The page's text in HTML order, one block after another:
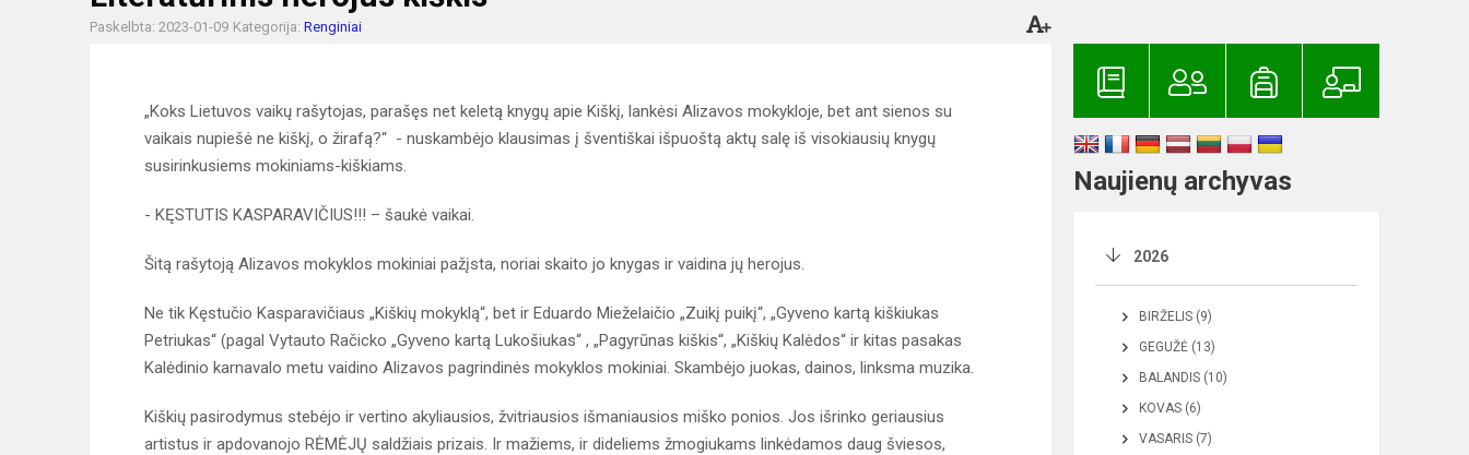
Paskelbta: 2023-01-09 Kategorija: Renginiai
„Koks Lietuvos vaikų rašytojas, parašęs net keletą knygų apie Kiškį, lankėsi Alizavos mokykloje, bet ant sienos su
vaikais nupiešė ne kiškį, o žirafą?“ - nuskambėjo klausimas į šventiškai išpuoštą aktų salę iš visokiausių knygų
susirinkusiems mokiniams-kiškiams.
- KĘSTUTIS KASPARAVIČIUS!!! – šaukė vaikai.
Šitą rašytoją Alizavos mokyklos mokiniai pažįsta, noriai skaito jo knygas ir vaidina jų herojus.
Ne tik Kęstučio Kasparavičiaus „Kiškių mokyklą“, bet ir Eduardo Mieželaičio „Zuikį puikį“, „Gyveno kartą kiškiukas
Petriukas“ (pagal Vytauto Račicko „Gyveno kartą Lukošiukas“ , „Pagyrūnas kiškis“, „Kiškių Kalėdos“ ir kitas pasakas
Kalėdinio karnavalo metu vaidino Alizavos pagrindinės mokyklos mokiniai. Skambėjo juokas, dainos, linksma muzika.
Kiškių pasirodymus stebėjo ir vertino akyliausios, žvitriausios išmaniausios miško ponios. Jos išrinko geriausius
artistus ir apdovanojo RĖMĖJŲ saldžiais prizais. Ir mažiems, ir dideliems žmogiukams linkėdamos daug šviesos,
Naujienų archyvas
2026
BIRŽELIS (9)
GEGUŽĖ (13)
BALANDIS (10)
KOVAS (6)
VASARIS (7)